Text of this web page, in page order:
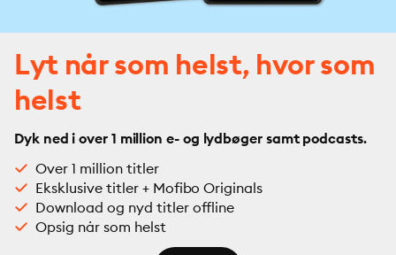
Lyt når som helst, hvor som
helst
Dyk ned i over 1 million e- og lydbøger samt podcasts.
Over 1 million titler
Eksklusive titler + Mofibo Originals
Download og nyd titler offline
Opsig når som helst